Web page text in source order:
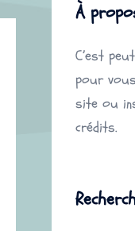
À
C’est
pour
site ou
crédits.